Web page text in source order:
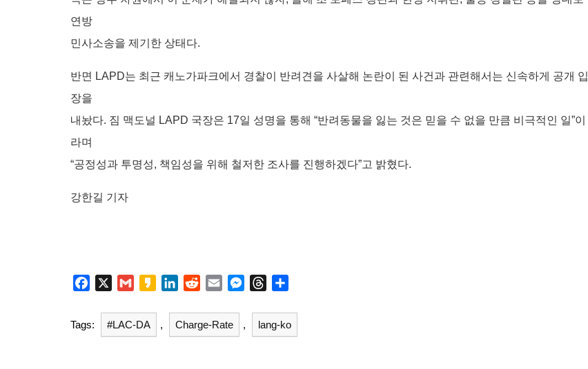
연방
민사소송을 제기한 상태다.
반면 LAPD는 최근 캐노가파크에서 경찰이 반려견을 사살해 논란이 된 사건과 관련해서는 신속하게 공개 입
장을
내놨다. 짐 맥도널 LAPD 국장은 17일 성명을 통해 “반려동물을 잃는 것은 믿을 수 없을 만큼 비극적인 일”이
라며
“공정성과 투명성, 책임성을 위해 철저한 조사를 진행하겠다”고 밝혔다.
강한길 기자
e
a
k
a
n
k
R
d
d
a
i
M
s
r
e
a
r
Tags: #LAC-DA , Charge-Rate , lang-ko